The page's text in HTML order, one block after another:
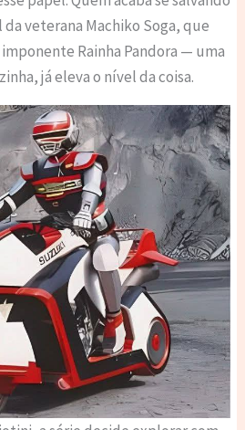
da veterana Machiko Soga, que
Rainha Pandora — uma
já eleva o nível da coisa.